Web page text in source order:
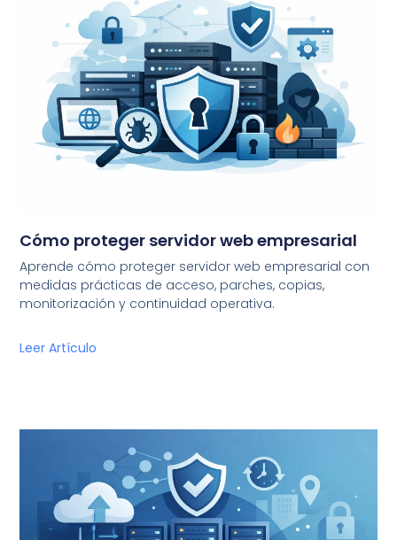
Cómo proteger servidor web empresarial
Aprende cómo proteger servidor web empresarial con
medidas prácticas de acceso, parches, copias,
monitorización y continuidad operativa.
Leer Artículo